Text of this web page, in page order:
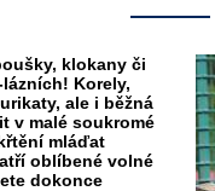
klokany či
Korely,
ale i běžná
v malé soukromé
mláďat
oblíbené volné
dokonce